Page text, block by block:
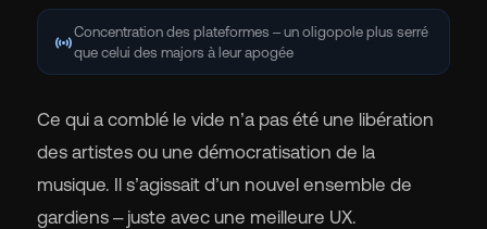
sensorsConcentration des plateformes – un oligopole plus serré
que celui des majors à leur apogée
Ce qui a comblé le vide n’a pas été une libération
des artistes ou une démocratisation de la
musique. Il s’agissait d’un nouvel ensemble de
gardiens – juste avec une meilleure UX.